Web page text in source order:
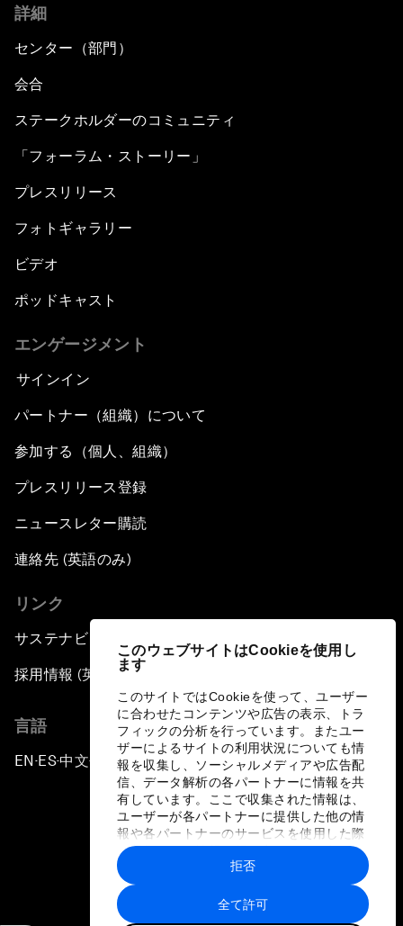
このウェブサイトはCookieを使用し
ます
このサイトではCookieを使って、ユーザー
に合わせたコンテンツや広告の表示、トラ
フィックの分析を行っています。またユー
ザーによるサイトの利用状況についても情
報を収集し、ソーシャルメディアや広告配
信、データ解析の各パートナーに情報を共
有しています。ここで収集された情報は、
ユーザーが各パートナーに提供した他の情
報や各パートナーのサービスを使用した際
に収集された情報と組み合わされ、各パー
トナーによって使用されることがありま
す。
全て許可
拒否
詳細
センター（部門）
会合
ステークホルダーのコミュニティ
「フォーラム・ストーリー」
プレスリリース
フォトギャラリー
ビデオ
ポッドキャスト
エンゲージメント
サインイン
パートナー（組織）について
参加する（個人、組織）
プレスリリース登録
ニュースレター購読
連絡先 (英語のみ)
リンク
サステナビリティへの取り組み
採用情報 (英語のみ)
言語
EN ▪ES▪中文▪ 日本語
プライバシーポリシーと利用規約
サイトマップ